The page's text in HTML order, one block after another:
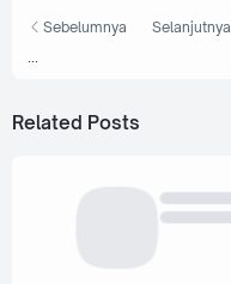
Sebelumnya Selanjutnya
Related Posts